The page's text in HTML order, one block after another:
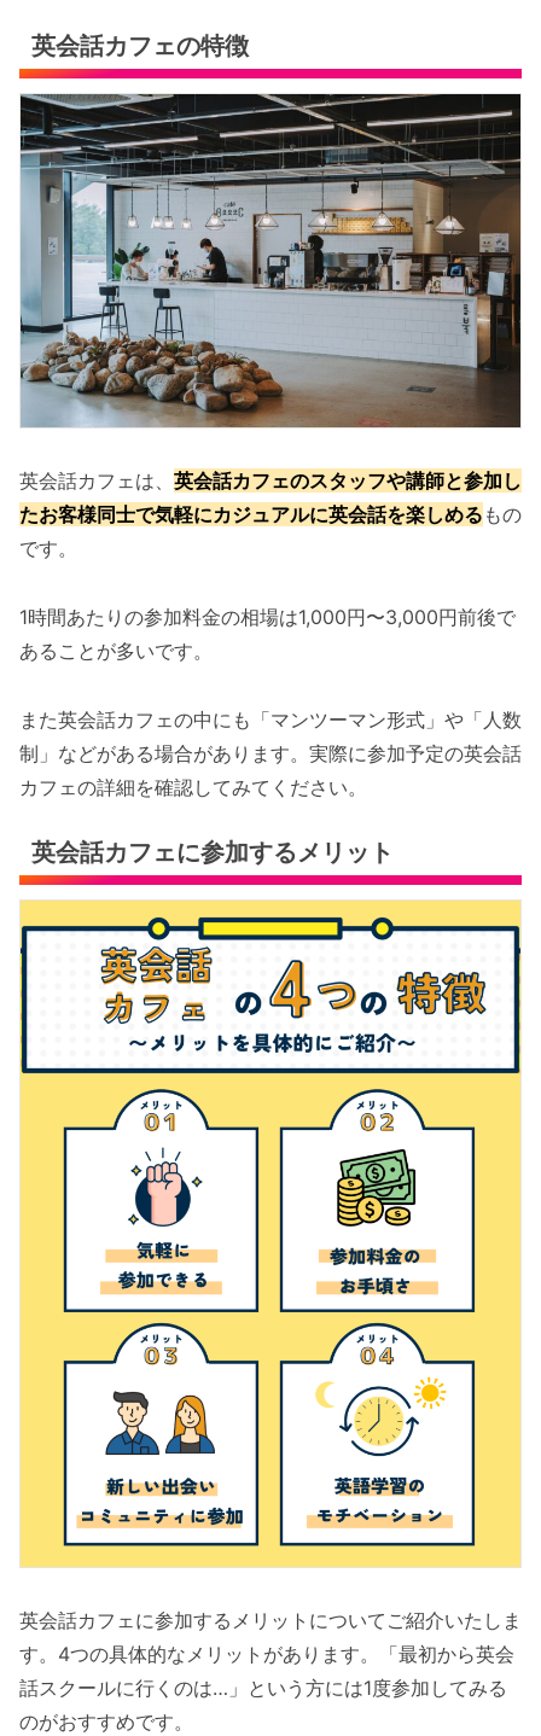
英会話カフェの特徴
英会話カフェは、 英会話カフェのスタッフや講師と参加し
たお客様同士で気軽にカジュアルに英会話を楽しめる もの
です。
1時間あたりの参加料金の相場は1,000円〜3,000円前後で
あることが多いです。
また英会話カフェの中にも「マンツーマン形式」や「人数
制」などがある場合があります。実際に参加予定の英会話
カフェの詳細を確認してみてください。
英会話カフェに参加するメリット
英会話カフェに参加するメリットについてご紹介いたしま
す。4つの具体的なメリットがあります。「最初から英会
話スクールに行くのは…」という方には1度参加してみる
のがおすすめです。